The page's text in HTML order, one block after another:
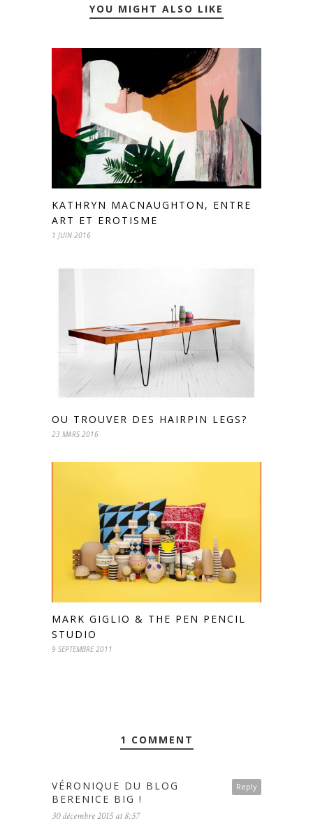
YOU MIGHT ALSO LIKE
KATHRYN MACNAUGHTON, ENTRE
ART ET EROTISME
1 JUIN 2016
OU TROUVER DES HAIRPIN LEGS?
23 MARS 2016
MARK GIGLIO & THE PEN PENCIL
STUDIO
9 SEPTEMBRE 2011
1 COMMENT
Reply
VÉRONIQUE DU BLOG
BERENICE BIG !
30 décembre 2015 at 8:57